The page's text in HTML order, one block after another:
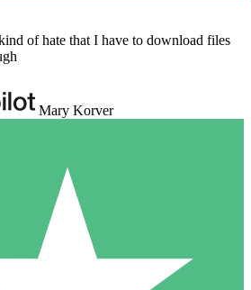
of hate that I have to download files
Mary Korver